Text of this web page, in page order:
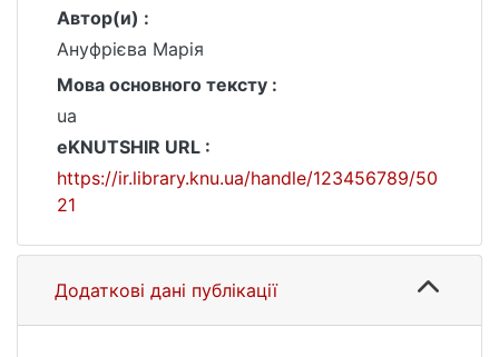
Автор(и) :
Ануфрієва Марія
Мова основного тексту :
ua
eKNUTSHIR URL :
https://ir.library.knu.ua/handle/123456789/50
21
Додаткові дані публікації